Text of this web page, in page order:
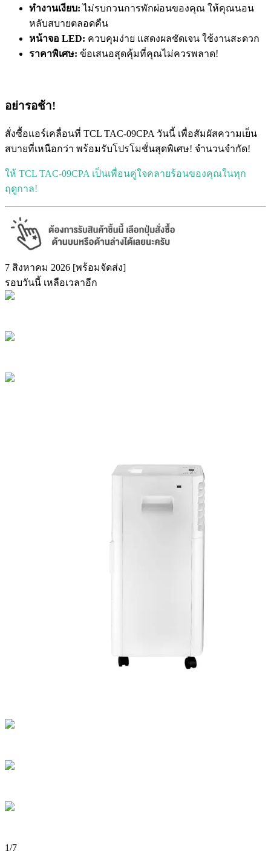
ทำงานเงียบ: ไม่รบกวนการพักผ่อนของคุณ ให้คุณนอน
หลับสบายตลอดคืน
หน้าจอ LED: ควบคุมง่าย แสดงผลชัดเจน ใช้งานสะดวก
ราคาพิเศษ: ข้อเสนอสุดคุ้มที่คุณไม่ควรพลาด!
อย่ารอช้า!
สั่งซื้อแอร์เคลื่อนที่ TCL TAC-09CPA วันนี้ เพื่อสัมผัสความเย็น
สบายที่เหนือกว่า พร้อมรับโปรโมชั่นสุดพิเศษ! จำนวนจำกัด!
ให้ TCL TAC-09CPA เป็นเพื่อนคู่ใจคลายร้อนของคุณในทุก
ฤดูกาล!
7 สิงหาคม 2026 [พร้อมจัดส่ง]
รอบวันนี้ เหลือเวลาอีก
1/7